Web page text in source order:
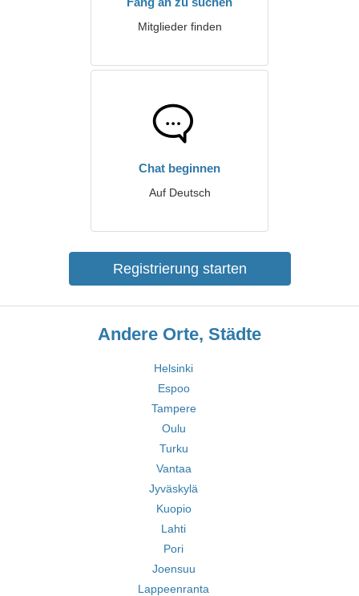
Mitglieder finden
Chat beginnen
Auf Deutsch
Registrierung starten
Andere Orte, Städte
Helsinki
Espoo
Tampere
Oulu
Turku
Vantaa
Jyväskylä
Kuopio
Lahti
Pori
Joensuu
Lappeenranta